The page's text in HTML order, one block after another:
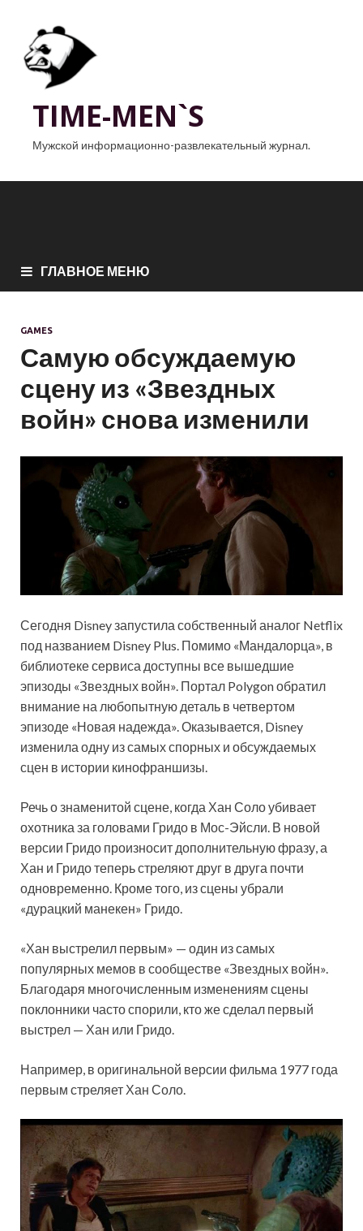
TIME-MEN`S
Мужской информационно-развлекательный журнал.
ГЛАВНОЕ МЕНЮ
GAMES
Самую обсуждаемую
сцену из «Звездных
войн» снова изменили
Сегодня Disney запустила собственный аналог Netflix
под названием Disney Plus. Помимо «Мандалорца», в
библиотеке сервиса доступны все вышедшие
эпизоды «Звездных войн». Портал Polygon обратил
внимание на любопытную деталь в четвертом
эпизоде «Новая надежда». Оказывается, Disney
изменила одну из самых спорных и обсуждаемых
сцен в истории кинофраншизы.
Речь о знаменитой сцене, когда Хан Соло убивает
охотника за головами Гридо в Мос-Эйсли. В новой
версии Гридо произносит дополнительную фразу, а
Хан и Гридо теперь стреляют друг в друга почти
одновременно. Кроме того, из сцены убрали
«дурацкий манекен» Гридо.
«Хан выстрелил первым» — один из самых
популярных мемов в сообществе «Звездных войн».
Благодаря многочисленным изменениям сцены
поклонники часто спорили, кто же сделал первый
выстрел — Хан или Гридо.
Например, в оригинальной версии фильма 1977 года
первым стреляет Хан Соло.